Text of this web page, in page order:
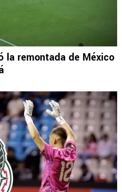
la remontada de México